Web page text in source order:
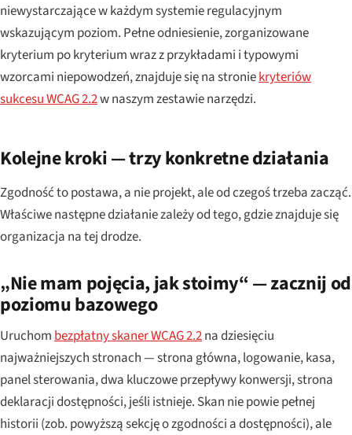
niewystarczające w każdym systemie regulacyjnym
wskazującym poziom. Pełne odniesienie, zorganizowane
kryterium po kryterium wraz z przykładami i typowymi
wzorcami niepowodzeń, znajduje się na stroniekryteriów
sukcesu WCAG 2.2w naszym zestawie narzędzi.
Kolejne kroki — trzy konkretne działania
Zgodność to postawa, a nie projekt, ale od czegoś trzeba zacząć.
Właściwe następne działanie zależy od tego, gdzie znajduje się
organizacja na tej drodze.
„Nie mam pojęcia, jak stoimy“ — zacznij od
poziomu bazowego
Uruchom bezpłatny skaner WCAG 2.2na dziesięciu
najważniejszych stronach — strona główna, logowanie, kasa,
panel sterowania, dwa kluczowe przepływy konwersji, strona
deklaracji dostępności, jeśli istnieje. Skan nie powie pełnej
historii (zob. powyższą sekcję o zgodności a dostępności), ale